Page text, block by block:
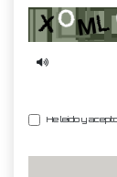
Captcha
He leído y